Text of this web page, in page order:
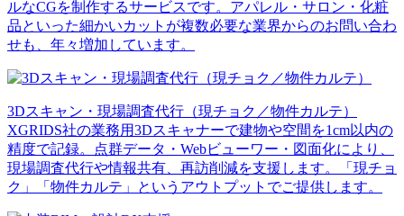
ルなCGを制作するサービスです。アパレル・サロン・化粧
品といった細かいカットが複数必要な業界からのお問い合わ
せも、年々増加しています。
3Dスキャン・現場調査代行（現チョク／物件カルテ）
XGRIDS社の業務用3Dスキャナーで建物や空間を1cm以内の
精度で記録。点群データ・Webビューワー・図面化により、
現場調査代行や情報共有、再訪削減を支援します。「現チョ
ク」「物件カルテ」というアウトプットでご提供します。